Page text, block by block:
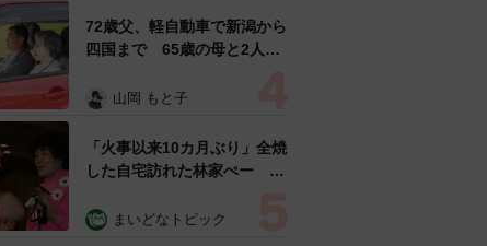
表の訴え
72歳父、軽自動車で新潟から
四国まで 65歳の母と2人で
憩まで分刻み… 「大学生で
山岡 もと子
「火事以来10カ月ぶり」全焼
した自宅訪れた林家ぺー 内
ン状態の部屋に呆然
まいどなトピック